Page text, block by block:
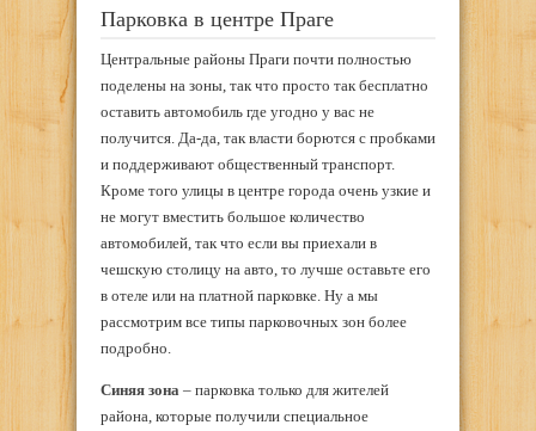
Парковка в центре Праге
Центральные районы Праги почти полностью
поделены на зоны, так что просто так бесплатно
оставить автомобиль где угодно у вас не
получится. Да-да, так власти борются с пробками
и поддерживают общественный транспорт.
Кроме того улицы в центре города очень узкие и
не могут вместить большое количество
автомобилей, так что если вы приехали в
чешскую столицу на авто, то лучше оставьте его
в отеле или на платной парковке. Ну а мы
рассмотрим все типы парковочных зон более
подробно.
Синяя зона – парковка только для жителей
района, которые получили специальное